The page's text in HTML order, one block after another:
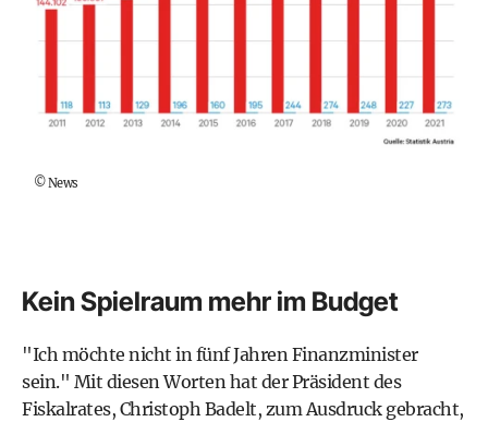
©News
Kein Spielraum mehr im Budget
"Ich möchte nicht in fünf Jahren Finanzminister
sein." Mit diesen Worten hat der Präsident des
Fiskalrates, Christoph Badelt, zum Ausdruck gebracht,